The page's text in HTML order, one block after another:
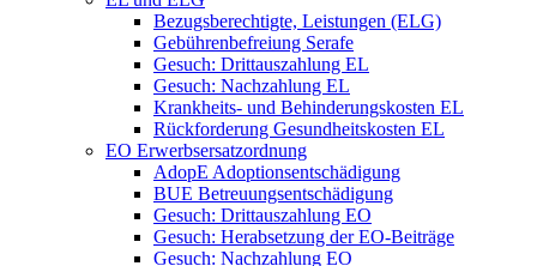
Bezugsberechtigte, Leistungen (ELG)
Gebührenbefreiung Serafe
Gesuch: Drittauszahlung EL
Gesuch: Nachzahlung EL
Krankheits- und Behinderungskosten EL
Rückforderung Gesundheitskosten EL
EO Erwerbsersatzordnung
AdopE Adoptionsentschädigung
BUE Betreuungsentschädigung
Gesuch: Drittauszahlung EO
Gesuch: Herabsetzung der EO-Beiträge
Gesuch: Nachzahlung EO